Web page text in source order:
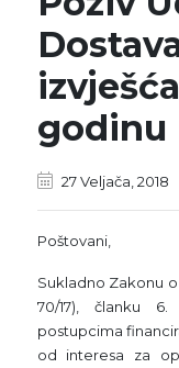
godinu
27 Veljača, 2018
Poštovani,
Sukladno Zakonu
70/17), članku
postupcima
od interesa za